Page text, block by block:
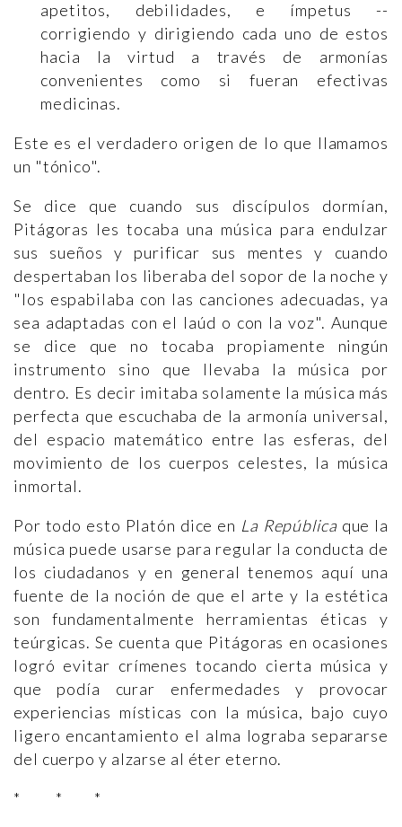
apetitos, debilidades, e ímpetus --
corrigiendo y dirigiendo cada uno de estos
hacia la virtud a través de armonías
convenientes como si fueran efectivas
medicinas.
Este es el verdadero origen de lo que llamamos
un "tónico".
Se dice que cuando sus discípulos dormían,
Pitágoras les tocaba una música para endulzar
sus sueños y purificar sus mentes y cuando
despertaban los liberaba del sopor de la noche y
"los espabilaba con las canciones adecuadas, ya
sea adaptadas con el laúd o con la voz". Aunque
se dice que no tocaba propiamente ningún
instrumento sino que llevaba la música por
dentro. Es decir imitaba solamente la música más
perfecta que escuchaba de la armonía universal,
del espacio matemático entre las esferas, del
movimiento de los cuerpos celestes, la música
inmortal.
Por todo esto Platón dice en La República que la
música puede usarse para regular la conducta de
los ciudadanos y en general tenemos aquí una
fuente de la noción de que el arte y la estética
son fundamentalmente herramientas éticas y
teúrgicas. Se cuenta que Pitágoras en ocasiones
logró evitar crímenes tocando cierta música y
que podía curar enfermedades y provocar
experiencias místicas con la música, bajo cuyo
ligero encantamiento el alma lograba separarse
del cuerpo y alzarse al éter eterno.
* * *